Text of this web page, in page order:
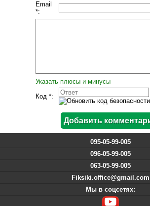
Email
*:
Указать плюсы и минусы
Код *:
095-05-99-005
096-05-99-005
063-05-99-005
Fiksiki.office@gmail.com
Мы в соцсетях: